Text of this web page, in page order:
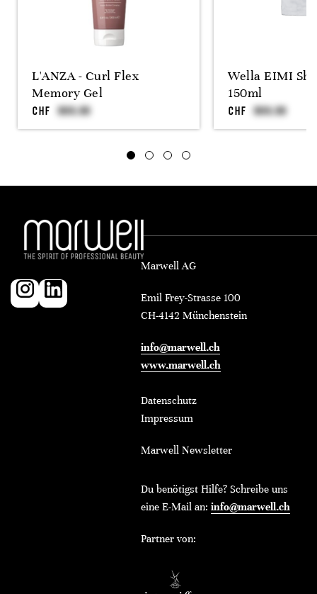
L'ANZA - Curl Flex
Memory Gel
CHF
Wella EIMI
150ml
CHF
Marwell AG
Emil Frey-Strasse 100
CH-4142 Münchenstein
info@marwell.ch
www.marwell.ch
Datenschutz
Impressum
Marwell Newsletter
Du benötigst Hilfe? Schreibe uns
eine E-Mail an: info@marwell.ch
Partner von: